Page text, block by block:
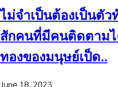
ไม่จำเป็นต้องเป็นตั
สักคนที่มีคนติดตามไ
ทองของมนุษย์เป็ด..
June 18, 2023